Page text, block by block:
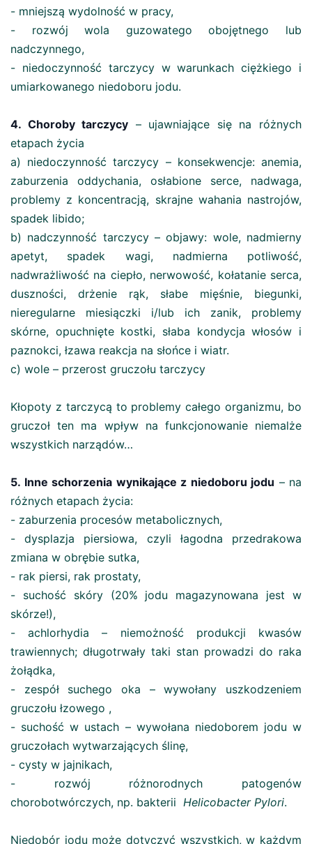
- mniejszą wydolność w pracy,
- rozwój wola guzowatego obojętnego lub
nadczynnego,
- niedoczynność tarczycy w warunkach ciężkiego i
umiarkowanego niedoboru jodu.
4. Choroby tarczycy – ujawniające się na różnych
etapach życia
a) niedoczynność tarczycy – konsekwencje: anemia,
zaburzenia oddychania, osłabione serce, nadwaga,
problemy z koncentracją, skrajne wahania nastrojów,
spadek libido;
b) nadczynność tarczycy – objawy: wole, nadmierny
apetyt, spadek wagi, nadmierna potliwość,
nadwrażliwość na ciepło, nerwowość, kołatanie serca,
duszności, drżenie rąk, słabe mięśnie, biegunki,
nieregularne miesiączki i/lub ich zanik, problemy
skórne, opuchnięte kostki, słaba kondycja włosów i
paznokci, łzawa reakcja na słońce i wiatr.
c) wole – przerost gruczołu tarczycy
Kłopoty z tarczycą to problemy całego organizmu, bo
gruczoł ten ma wpływ na funkcjonowanie niemalże
wszystkich narządów…
5. Inne schorzenia wynikające z niedoboru jodu – na
różnych etapach życia:
- zaburzenia procesów metabolicznych,
- dysplazja piersiowa, czyli łagodna przedrakowa
zmiana w obrębie sutka,
- rak piersi, rak prostaty,
- suchość skóry (20% jodu magazynowana jest w
skórze!),
- achlorhydia – niemożność produkcji kwasów
trawiennych; długotrwały taki stan prowadzi do raka
żołądka,
- zespół suchego oka – wywołany uszkodzeniem
gruczołu łzowego ,
- suchość w ustach – wywołana niedoborem jodu w
gruczołach wytwarzających ślinę,
- cysty w jajnikach,
- rozwój różnorodnych patogenów
chorobotwórczych, np. bakterii Helicobacter Pylori.
Niedobór jodu może dotyczyć wszystkich, w każdym